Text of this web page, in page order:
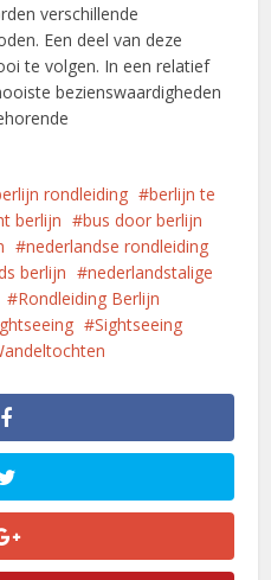
verschillende
Een deel van deze
te volgen. In een relatief
bezienswaardigheden
rondleiding
berlijn te
berlijn
bus door berlijn
nederlandse rondleiding
berlijn
nederlandstalige
Rondleiding Berlijn
Sightseeing